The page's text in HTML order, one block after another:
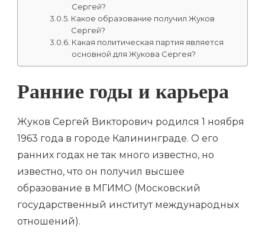
Сергей?
Какое образование получил Жуков
Сергей?
Какая политическая партия является
основной для Жукова Сергея?
Ранние годы и карьера
Жуков Сергей Викторович родился 1 ноября
1963 года в городе Калининграде. О его
ранних годах не так много известно, но
известно, что он получил высшее
образование в МГИМО (Московский
государственный институт международных
отношений).